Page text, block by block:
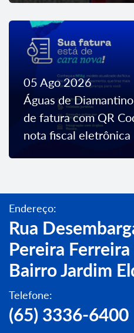
05 Ago 2026
Águas de
de fatura com QR
nota fiscal eletrônica
Endereço:
Rua
Pereira
Bairro Jardim
Telefone:
(65) 3336-6400